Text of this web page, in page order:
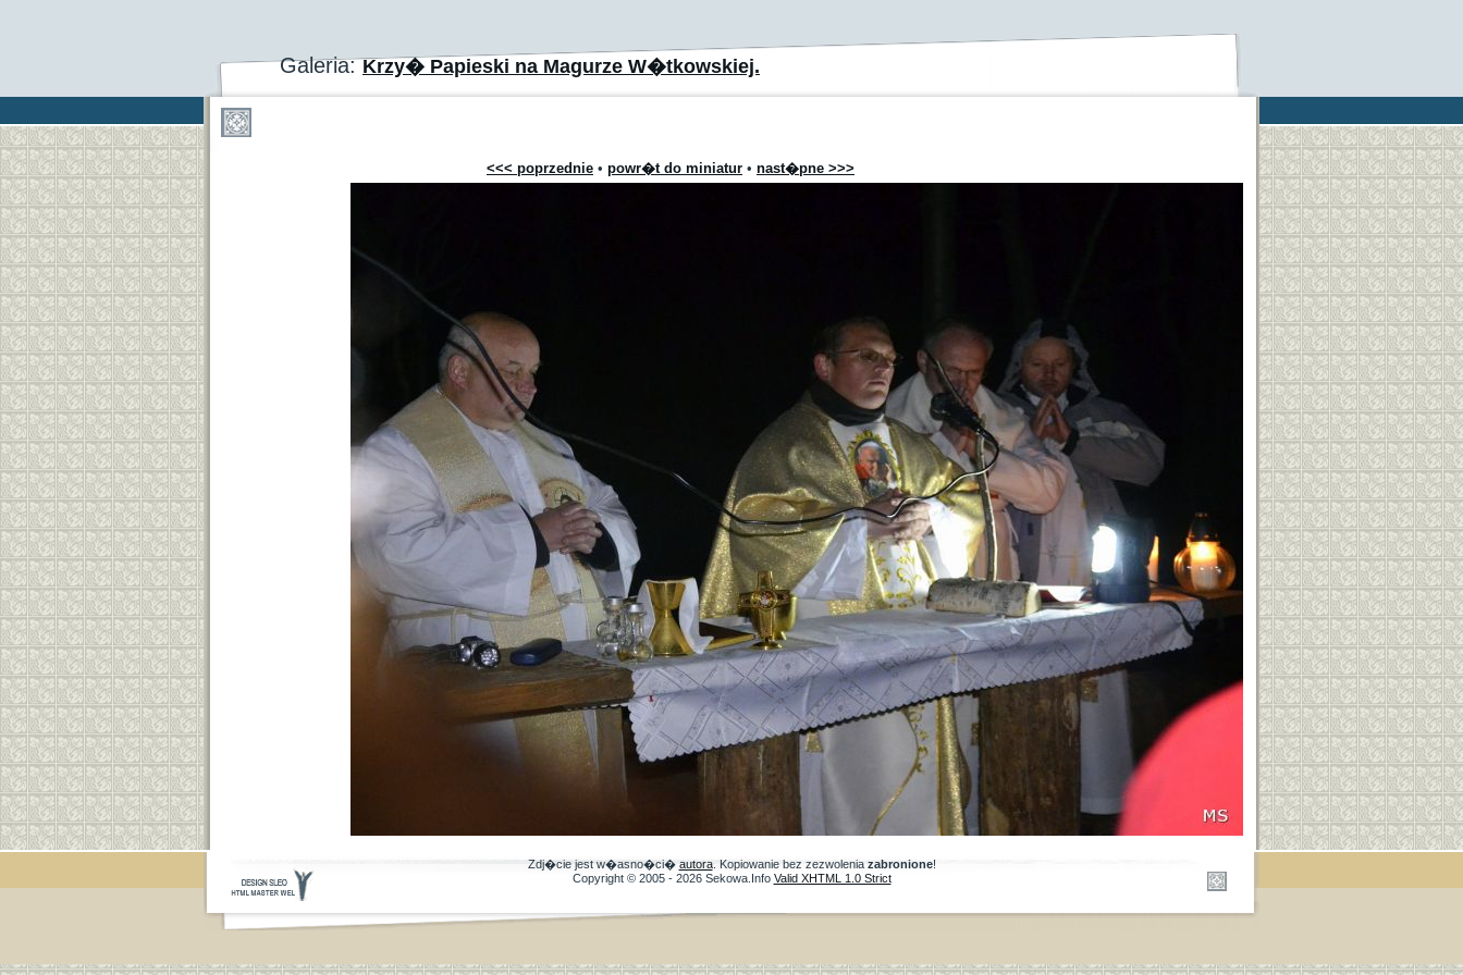
Galeria:Krzy� Papieski na Magurze W�tkowskiej.
<<< poprzednie • powr�t do miniatur • nast�pne >>>
Zdj�cie jest w�asno�ci� autora. Kopiowanie bez zezwolenia zabronione!
Copyright © 2005 - 2026 Sekowa.Info Valid XHTML 1.0 Strict